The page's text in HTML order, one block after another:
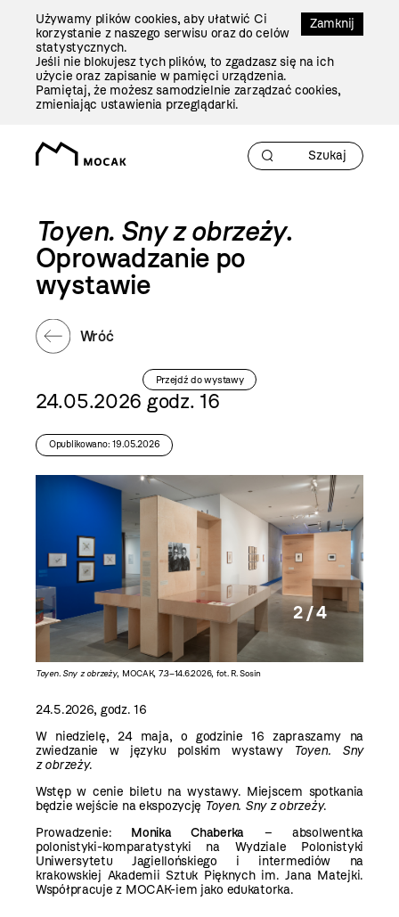
Zamknij
Używamy plików cookies, aby ułatwić Ci
korzystanie z naszego serwisu oraz do celów
statystycznych.
Jeśli nie blokujesz tych plików, to zgadzasz się na ich
użycie oraz zapisanie w pamięci urządzenia.
Pamiętaj, że możesz samodzielnie zarządzać cookies,
zmieniając ustawienia przeglądarki.
Toyen. Sny z obrzeży.
Oprowadzanie po
wystawie
Wróć
Przejdź do wystawy
24.05.2026 godz. 16
Opublikowano: 19.05.2026
Toyen. Sny z obrzeży, MOCAK, 7.3–14.6.2026, fot. R. Sosin
2 / 4
24.5.2026, godz. 16
W niedzielę, 24 maja, o godzinie 16 zapraszamy na
zwiedzanie w języku polskim wystawy
Toyen. Sny
z obrzeży.
Wstęp w cenie biletu na wystawy. Miejscem spotkania
będzie wejście na ekspozycję Toyen. Sny z obrzeży.
Prowadzenie: Monika Chaberka – absolwentka
polonistyki-komparatystyki na Wydziale Polonistyki
Uniwersytetu Jagiellońskiego i intermediów na
krakowskiej Akademii Sztuk Pięknych im. Jana Matejki.
Współpracuje z MOCAK-iem jako edukatorka.